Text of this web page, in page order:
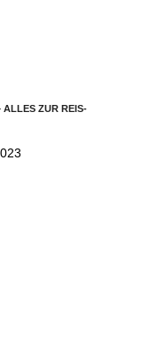
ALLES ZUR REIS-